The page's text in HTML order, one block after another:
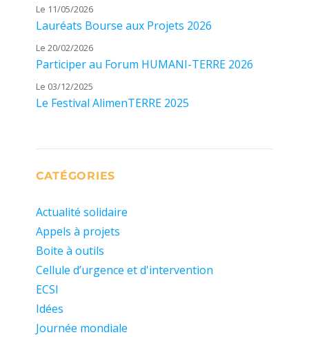
Le 11/05/2026
Lauréats Bourse aux Projets 2026
Le 20/02/2026
Participer au Forum HUMANI-TERRE 2026
Le 03/12/2025
Le Festival AlimenTERRE 2025
CATÉGORIES
Actualité solidaire
Appels à projets
Boite à outils
Cellule d’urgence et d'intervention
ECSI
Idées
Journée mondiale